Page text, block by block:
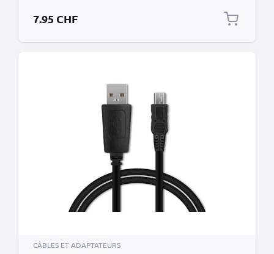
7.95 CHF
CÂBLES ET ADAPTATEURS